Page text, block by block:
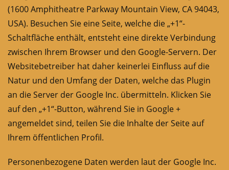
(1600 Amphitheatre Parkway Mountain View, CA 94043,
USA). Besuchen Sie eine Seite, welche die „+1“-
Schaltfläche enthält, entsteht eine direkte Verbindung
zwischen Ihrem Browser und den Google-Servern. Der
Websitebetreiber hat daher keinerlei Einfluss auf die
Natur und den Umfang der Daten, welche das Plugin
an die Server der Google Inc. übermitteln. Klicken Sie
auf den „+1“-Button, während Sie in Google +
angemeldet sind, teilen Sie die Inhalte der Seite auf
Ihrem öffentlichen Profil.
Personenbezogene Daten werden laut der Google Inc.